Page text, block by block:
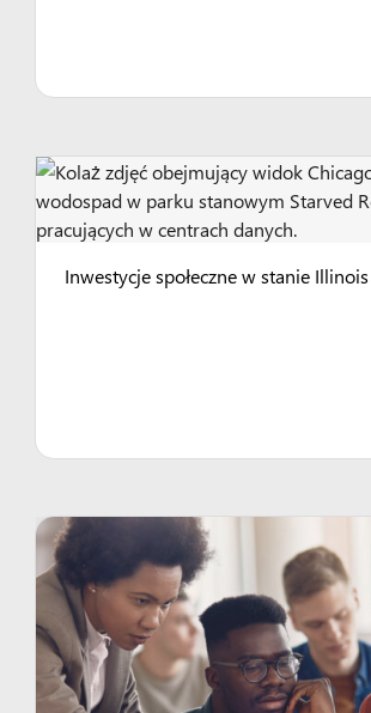
Inwestycje społeczne w stanie Illinois